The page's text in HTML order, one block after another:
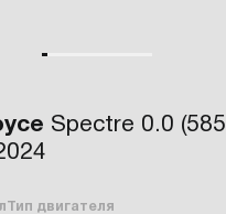
Spectre 0.0
Тип двигателя